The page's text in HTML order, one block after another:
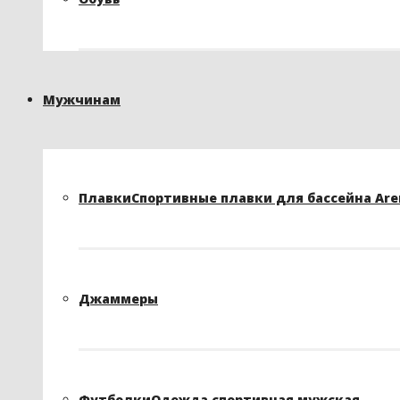
Мужчинам
ПлавкиСпортивные плавки для бассейна
Джаммеры